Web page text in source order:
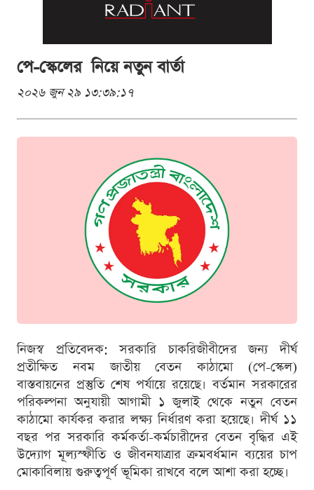
পে-স্কেলের নিয়ে নতুন বার্তা
২০২৬ জুন ২৯ ১৩:৩৯:১৭
নিজস্ব প্রতিবেদক: সরকারি চাকরিজীবীদের জন্য দীর্ঘ
প্রতীক্ষিত নবম জাতীয় বেতন কাঠামো (পে-স্কেল)
বাস্তবায়নের প্রস্তুতি শেষ পর্যায়ে রয়েছে। বর্তমান সরকারের
পরিকল্পনা অনুযায়ী আগামী ১ জুলাই থেকে নতুন বেতন
কাঠামো কার্যকর করার লক্ষ্য নির্ধারণ করা হয়েছে। দীর্ঘ ১১
বছর পর সরকারি কর্মকর্তা-কর্মচারীদের বেতন বৃদ্ধির এই
উদ্যোগ মূল্যস্ফীতি ও জীবনযাত্রার ক্রমবর্ধমান ব্যয়ের চাপ
মোকাবিলায় গুরুত্বপূর্ণ ভূমিকা রাখবে বলে আশা করা হচ্ছে।